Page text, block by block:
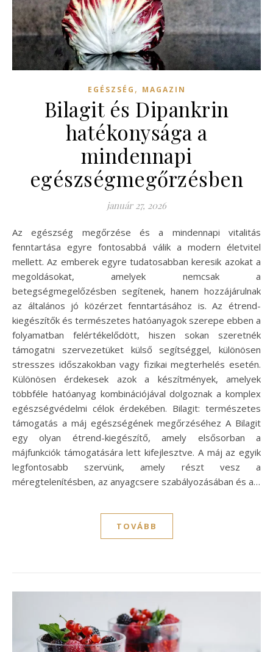
EGÉSZSÉG , MAGAZIN
Bilagit és Dipankrin
hatékonysága a
mindennapi
egészségmegőrzésben
január 27, 2026
Az egészség megőrzése és a mindennapi vitalitás
fenntartása egyre fontosabbá válik a modern életvitel
mellett. Az emberek egyre tudatosabban keresik azokat a
megoldásokat, amelyek nemcsak a
betegségmegelőzésben segítenek, hanem hozzájárulnak
az általános jó közérzet fenntartásához is. Az étrend-
kiegészítők és természetes hatóanyagok szerepe ebben a
folyamatban felértékelődött, hiszen sokan szeretnék
támogatni szervezetüket külső segítséggel, különösen
stresszes időszakokban vagy fizikai megterhelés esetén.
Különösen érdekesek azok a készítmények, amelyek
többféle hatóanyag kombinációjával dolgoznak a komplex
egészségvédelmi célok érdekében. Bilagit: természetes
támogatás a máj egészségének megőrzéséhez A Bilagit
egy olyan étrend-kiegészítő, amely elsősorban a
májfunkciók támogatására lett kifejlesztve. A máj az egyik
legfontosabb szervünk, amely részt vesz a
méregtelenítésben, az anyagcsere szabályozásában és a…
TOVÁBB